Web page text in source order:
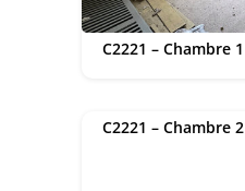
C2221 – Chambre 1
C2221 – Chambre 2